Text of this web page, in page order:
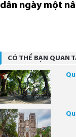
dân ngày một
CÓ THỂ BẠN QUAN